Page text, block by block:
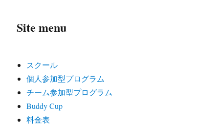
Site menu
スクール
個人参加型プログラム
チーム参加型プログラム
Buddy Cup
料金表